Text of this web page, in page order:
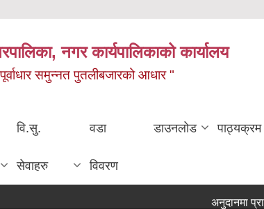
नगर कार्यपालिकाको कार्यालय
पूर्वाधार समुन्नत पुतलीबजारको आधार "
वि.सु.
सेवाहरु
वडा
विवरण
डाउनलोड पाठ्यक्रम
अनुदानमा